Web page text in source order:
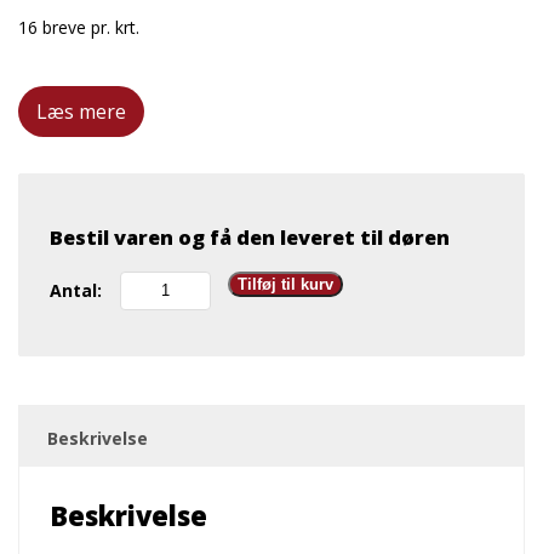
16 breve pr. krt.
Læs mere
Bestil varen og få den leveret til døren
Antal:
Fredsted
-
Tilføj til kurv
Beskrivelse
Beskrivelse